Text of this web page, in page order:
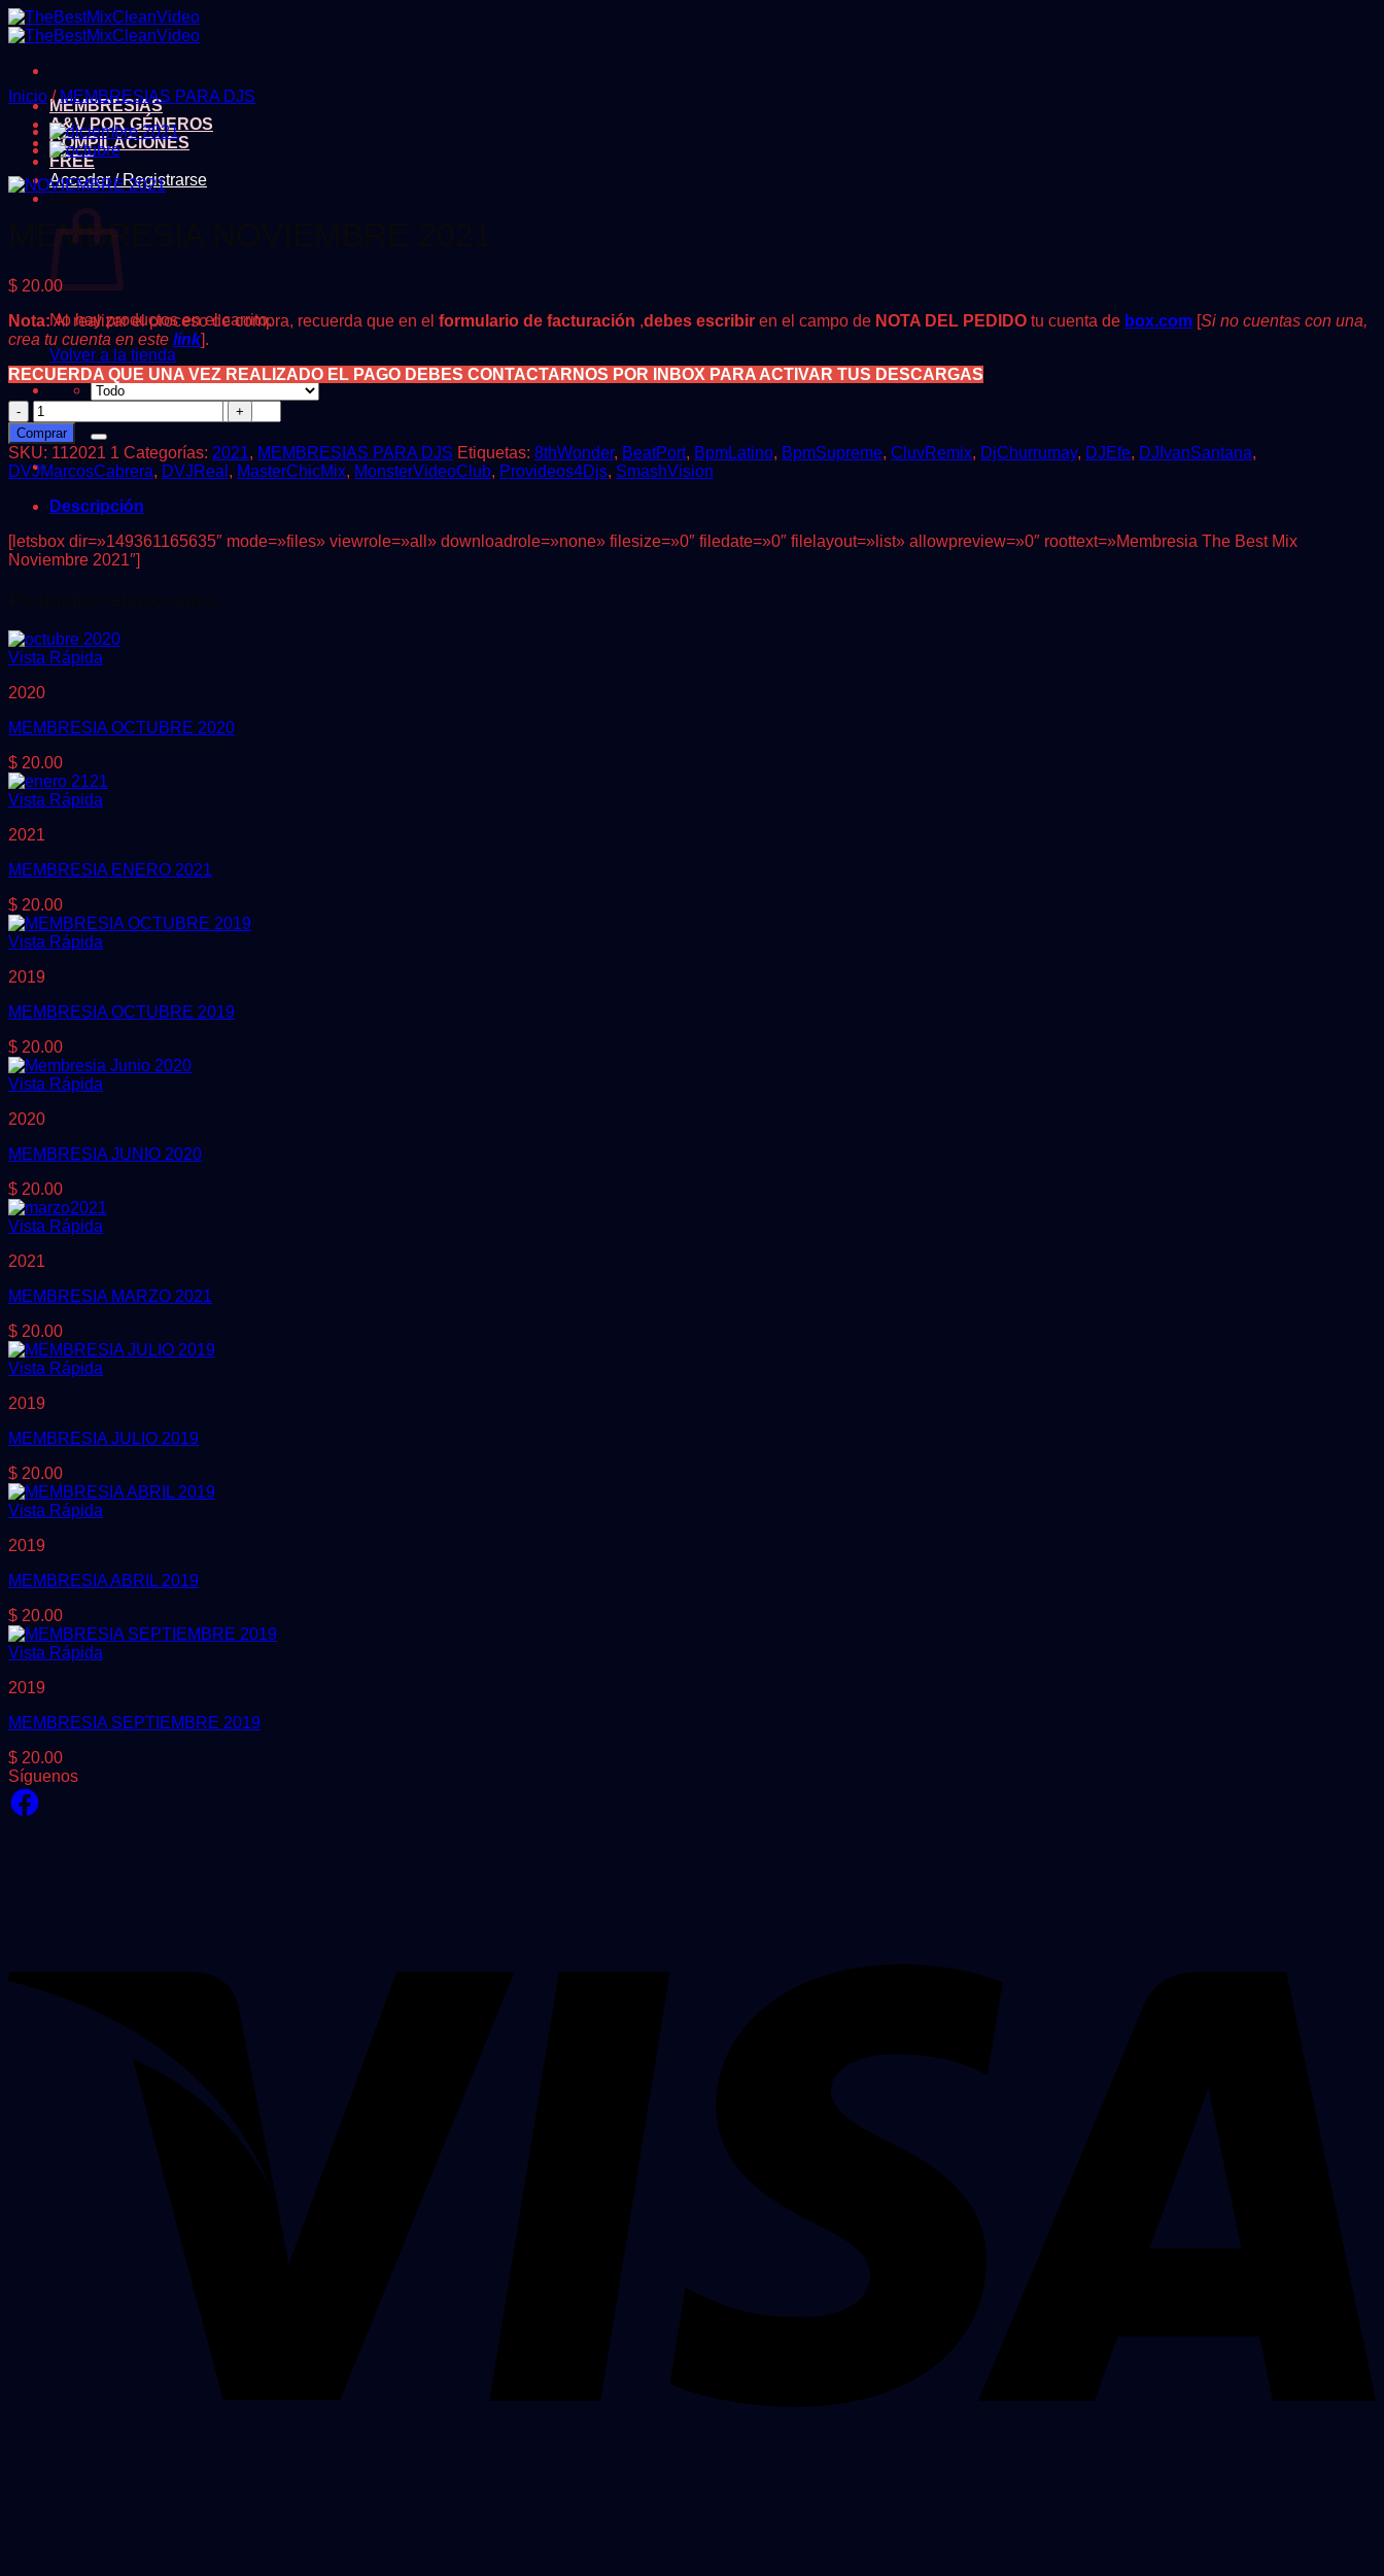
Saltar
al
MEMBRESIAS
A&V POR GÉNEROS
COMPILACIONES
FREE
Acceder / Registrarse
Carrito
No hay productos en el carrito.
Volver a la tienda
por:
Inicio / MEMBRESIAS PARA DJS
MEMBRESIA NOVIEMBRE 2021
$ 20.00
Nota:Al realizar el proceso de compra, recuerda que en el formulario de facturación ,debes escribir en el campo de NOTA DEL PEDIDO tu cuenta de box.com [Si no cuentas con una,
crea tu cuenta en este link].
RECUERDA QUE UNA VEZ REALIZADO EL PAGO DEBES CONTACTARNOS POR INBOX PARA ACTIVAR TUS DESCARGAS
MEMBRESIA
NOVIEMBRE
2021
cantidad
Comprar
SKU: 112021 1 Categorías: 2021, MEMBRESIAS PARA DJS Etiquetas: 8thWonder, BeatPort, BpmLatino, BpmSupreme, CluvRemix, DjChurrumay, DJEfe, DJIvanSantana,
DVJMarcosCabrera, DVJReal , MasterChicMix, MonsterVideoClub, Provideos4Djs, SmashVision
Descripción
[letsbox dir=»149361165635″ mode=»files» viewrole=»all» downloadrole=»none» filesize=»0″ filedate=»0″ filelayout=»list» allowpreview=»0″ roottext=»Membresia The Best Mix
Noviembre 2021″]
Vista Rápida
2020
MEMBRESIA OCTUBRE 2020
$ 20.00
Vista Rápida
2021
MEMBRESIA ENERO 2021
$ 20.00
Vista Rápida
2019
MEMBRESIA OCTUBRE 2019
$ 20.00
Vista Rápida
2020
MEMBRESIA JUNIO 2020
$ 20.00
Vista Rápida
2021
MEMBRESIA MARZO 2021
$ 20.00
Vista Rápida
2019
MEMBRESIA JULIO 2019
$ 20.00
Vista Rápida
2019
MEMBRESIA ABRIL 2019
$ 20.00
Vista Rápida
2019
MEMBRESIA SEPTIEMBRE 2019
$ 20.00
Síguenos
Facebook